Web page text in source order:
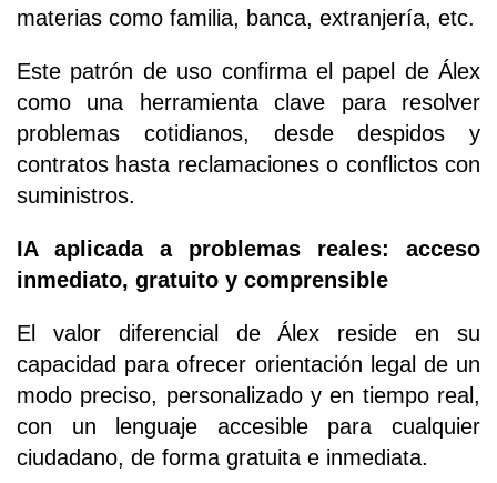
materias como familia, banca, extranjería, etc.
Este patrón de uso confirma el papel de Álex
como una herramienta clave para resolver
problemas cotidianos, desde despidos y
contratos hasta reclamaciones o conflictos con
suministros.
IA aplicada a problemas reales: acceso
inmediato, gratuito y comprensible
El valor diferencial de Álex reside en su
capacidad para ofrecer orientación legal de un
modo preciso, personalizado y en tiempo real,
con un lenguaje accesible para cualquier
ciudadano, de forma gratuita e inmediata.